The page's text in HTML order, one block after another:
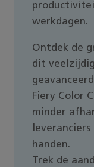
werkdagen.
Ontdek de
dit
Fiery Color
minder
handen.
Trek de